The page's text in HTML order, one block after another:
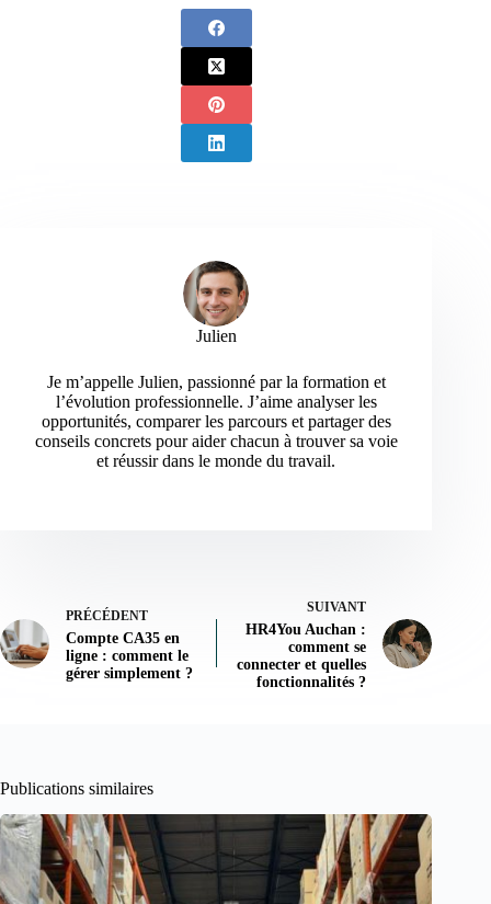
Julien
Je m’appelle Julien, passionné par la formation et
l’évolution professionnelle. J’aime analyser les
opportunités, comparer les parcours et partager des
conseils concrets pour aider chacun à trouver sa voie
et réussir dans le monde du travail.
PRÉCÉDENT
Compte CA35 en
ligne : comment le
gérer simplement ?
SUIVANT
HR4You Auchan :
comment se
connecter et quelles
fonctionnalités ?
Publications similaires